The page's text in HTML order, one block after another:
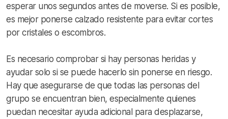
esperar unos segundos antes de moverse. Si es posible,
es mejor ponerse calzado resistente para evitar cortes
por cristales o escombros.
Es necesario comprobar si hay personas heridas y
ayudar solo si se puede hacerlo sin ponerse en riesgo.
Hay que asegurarse de que todas las personas del
grupo se encuentran bien, especialmente quienes
puedan necesitar ayuda adicional para desplazarse,